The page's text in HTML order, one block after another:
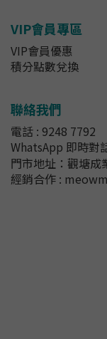
VIP會員專區
VIP會員優惠
積分點數兌換
聯絡我們
電話 : 9248 7792
WhatsApp 即時對
門市地址： 觀塘成
經銷合作 :